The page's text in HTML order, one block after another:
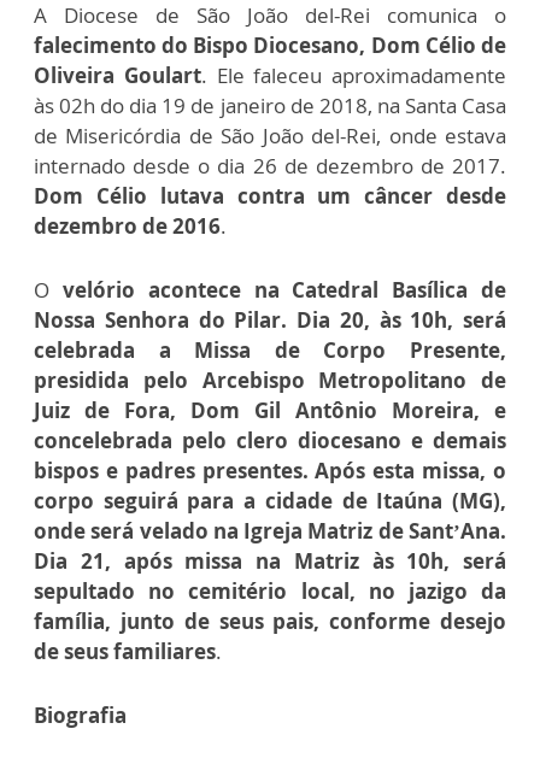
A Diocese de São João del-Rei comunica o
falecimento do Bispo Diocesano, Dom Célio de
Oliveira Goulart. Ele faleceu aproximadamente
às 02h do dia 19 de janeiro de 2018, na Santa Casa
de Misericórdia de São João del-Rei, onde estava
internado desde o dia 26 de dezembro de 2017.
Dom Célio lutava contra um câncer desde
dezembro de 2016.
O velório acontece na Catedral Basílica de
Nossa Senhora do Pilar. Dia 20, às 10h, será
celebrada a Missa de Corpo Presente,
presidida pelo Arcebispo Metropolitano de
Juiz de Fora, Dom Gil Antônio Moreira, e
concelebrada pelo clero diocesano e demais
bispos e padres presentes. Após esta missa, o
corpo seguirá para a cidade de Itaúna (MG),
onde será velado na Igreja Matriz de Sant’Ana.
Dia 21, após missa na Matriz às 10h, será
sepultado no cemitério local, no jazigo da
família, junto de seus pais, conforme desejo
de seus familiares.
Biografia